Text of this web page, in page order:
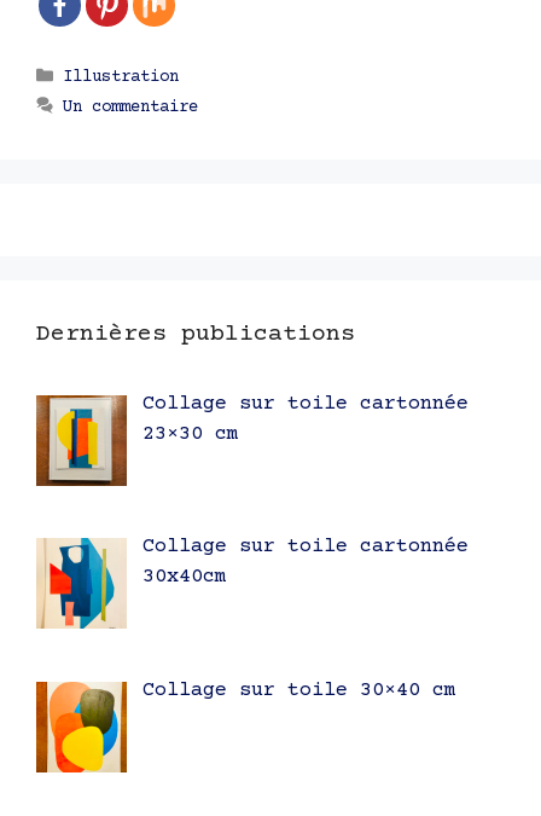
Catégories
Illustration
Un commentaire
Dernières publications
Collage sur toile cartonnée
23×30 cm
Collage sur toile cartonnée
30x40cm
Collage sur toile 30×40 cm